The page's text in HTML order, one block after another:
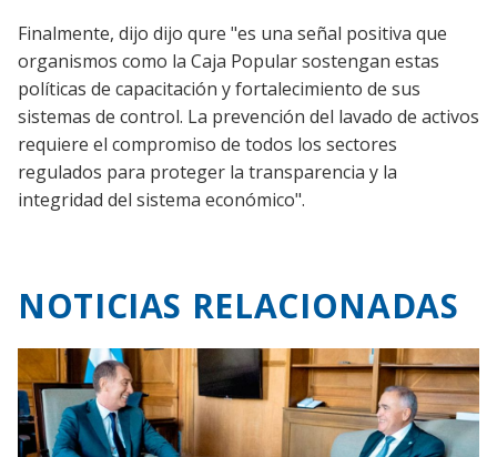
Finalmente, dijo dijo qure "es una señal positiva que
organismos como la Caja Popular sostengan estas
políticas de capacitación y fortalecimiento de sus
sistemas de control. La prevención del lavado de activos
requiere el compromiso de todos los sectores
regulados para proteger la transparencia y la
integridad del sistema económico".
NOTICIAS RELACIONADAS